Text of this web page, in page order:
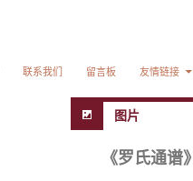
联系我们 留言板 友情链接
图片
《罗氏通